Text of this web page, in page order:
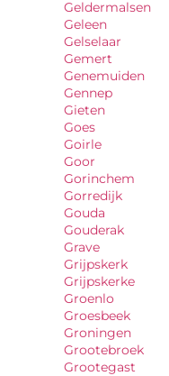
Geldermalsen
Geleen
Gelselaar
Gemert
Genemuiden
Gennep
Gieten
Goes
Goirle
Goor
Gorinchem
Gorredijk
Gouda
Gouderak
Grave
Grijpskerk
Grijpskerke
Groenlo
Groesbeek
Groningen
Grootebroek
Grootegast